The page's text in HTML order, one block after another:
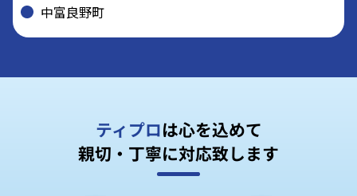
中富良野町
ティプロは心を込めて
親切・丁寧に対応致します